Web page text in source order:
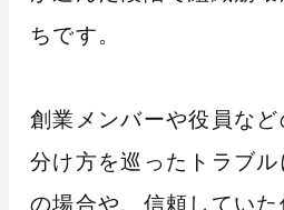
ちです。
創業メンバーや役員な
分け方を巡ったトラブ
の場合や、信頼してい